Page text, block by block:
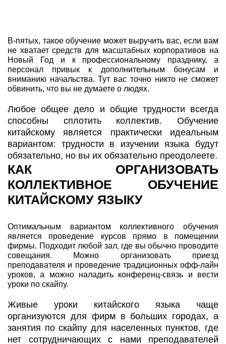
В-пятых, такое обучение может выручить вас, если вам
не хватает средств для масштабных корпоративов на
Новый Год и к профессиональному празднику, а
персонал привык к дополнительным бонусам и
вниманию начальства. Тут вас точно никто не сможет
обвинить, что вы не думаете о людях.
Любое общее дело и общие трудности всегда
способны сплотить коллектив. Обучение
китайскому является практически идеальным
вариантом: трудности в изучении языка будут
обязательно, но вы их обязательно преодолеете.
КАК ОРГАНИЗОВАТЬ
КОЛЛЕКТИВНОЕ ОБУЧЕНИЕ
КИТАЙСКОМУ ЯЗЫКУ
Оптимальным вариантом коллективного обучения
является проведение курсов прямо в помещении
фирмы. Подходит любой зал, где вы обычно проводите
совещания. Можно организовать приезд
преподавателя и проведение традиционных офф-лайн
уроков, а можно наладить конференц-связь и вести
уроки по скайпу.
Живые уроки китайского языка чаще
организуются для фирм в больших городах, а
занятия по скайпу для населенных пунктов, где
нет сотрудничающих с нами преподавателей